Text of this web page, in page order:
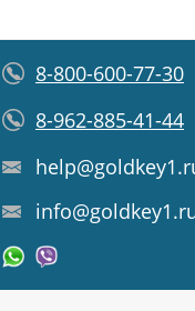
8-800-600-77-30
8-962-885-41-44